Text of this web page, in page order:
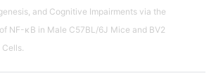
and Cognitive Impairments via the
NF-κB in Male C57BL/6J Mice and BV2